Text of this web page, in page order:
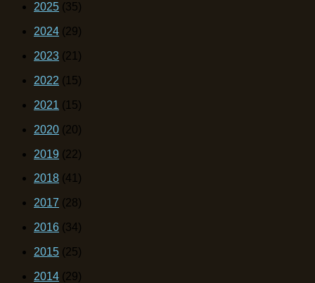
2025 (35)
2024 (29)
2023 (21)
2022 (15)
2021 (15)
2020 (20)
2019 (22)
2018 (41)
2017 (28)
2016 (34)
2015 (25)
2014 (29)